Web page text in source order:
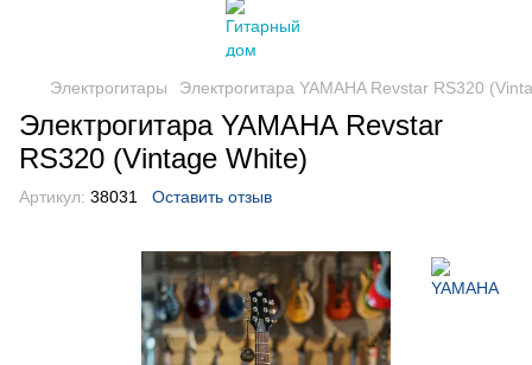
Электрогитары Электрогитара YAMAHA Revstar RS320
Электрогитара YAMAHA Revstar
RS320 (Vintage White)
Артикул: 38031 Оставить отзыв